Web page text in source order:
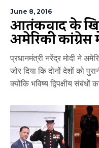
June 8, 2016
आतंकवाद के
अमेरिकी कांग्रेस
प्रधानमंत्री नरेंद्र मोदी ने
जोर दिया कि दोनों देशों को
क्योंकि भविष्य द्विपक्षीय